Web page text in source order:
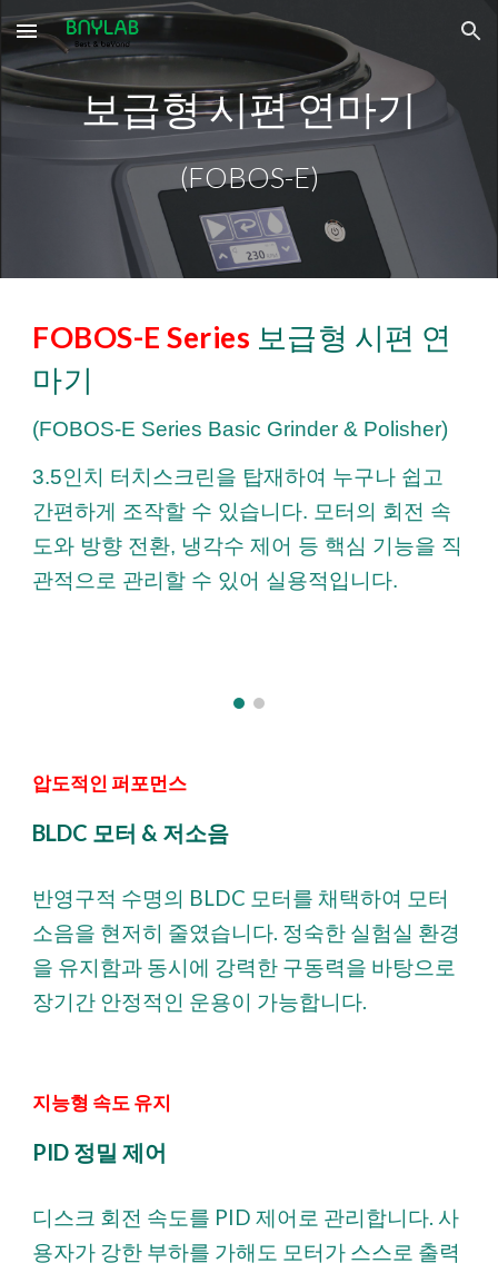
Skip to main content Skip to navigation
보급형 시편 연마기
(FOBOS-E)
FOBOS-E Series 보급형 시편 연
마기
(FOBOS-E Series Basic Grinder & Polisher)
3.5인치 터치스크린을 탑재하여 누구나 쉽고
간편하게 조작할 수 있습니다. 모터의 회전 속
도와 방향 전환, 냉각수 제어 등 핵심 기능을 직
관적으로 관리할 수 있어 실용적입니다.
압도적인 퍼포먼스
BLDC 모터 & 저소음
반영구적 수명의 BLDC 모터를 채택하여 모터
소음을 현저히 줄였습니다. 정숙한 실험실 환경
을 유지함과 동시에 강력한 구동력을 바탕으로
장기간 안정적인 운용이 가능합니다.
지능형 속도 유지
PID 정밀 제어
디스크 회전 속도를 PID 제어로 관리합니다. 사
용자가 강한 부하를 가해도 모터가 스스로 출력